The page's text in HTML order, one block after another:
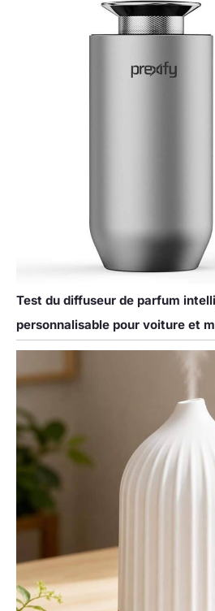
Test du diffuseur de parfum
personnalisable pour voiture et